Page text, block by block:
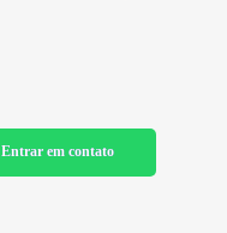
Entrar em contato